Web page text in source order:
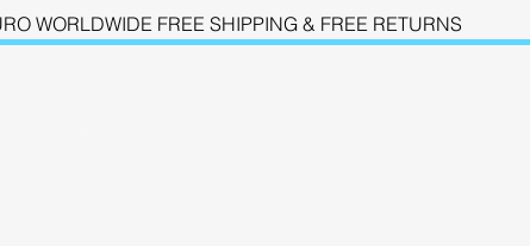
WORLDWIDE FREE SHIPPING & FREE RETURNS